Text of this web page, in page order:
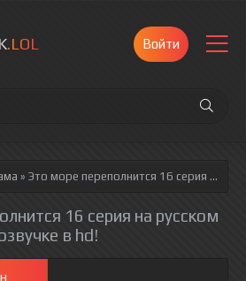
.LOL Войти
» Это море переполнится 16 серия
16 серия на русском
в hd!